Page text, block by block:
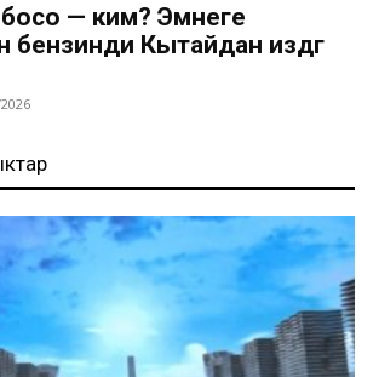
— ким? Эмнеге
Кытайдан издөөгө